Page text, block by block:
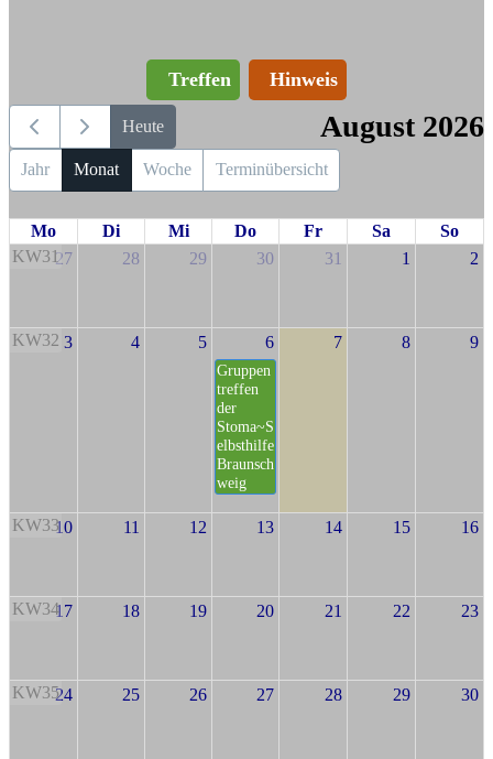
Treffen Hinweis
Heute August 2026
Jahr Monat Woche Terminübersicht
Mo Di Mi Do Fr Sa
So
KW3127 28 29 30 31 1 2
KW32 3 4 5 6
Gruppen
treffen
der
Stoma~S
elbsthilfe
Braunsch
weig
7 8 9
KW3310 11 12 13 14 15 16
KW3417 18 19 20 21 22 23
KW3524 25 26 27 28 29 30